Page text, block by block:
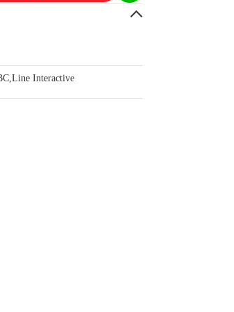
,Line Interactive